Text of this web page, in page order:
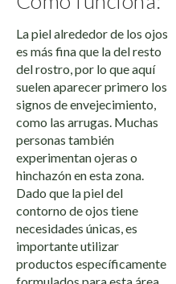
La piel alrededor de los ojos
es más fina que la del resto
del rostro, por lo que aquí
suelen aparecer primero los
signos de envejecimiento,
como las arrugas. Muchas
personas también
experimentan ojeras o
hinchazón en esta zona.
Dado que la piel del
contorno de ojos tiene
necesidades únicas, es
importante utilizar
productos específicamente